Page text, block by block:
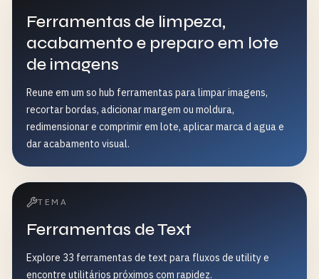
Ferramentas de limpeza,
acabamento e preparo em lote
de imagens
Reune em um so hub ferramentas para limpar imagens,
recortar bordas, adicionar margem ou moldura,
redimensionar e comprimir em lote, aplicar marca d agua e
dar acabamento visual.
TEMA
Ferramentas de Text
Explore 33 ferramentas de text para fluxos de utility e
encontre utilitários próximos com rapidez.